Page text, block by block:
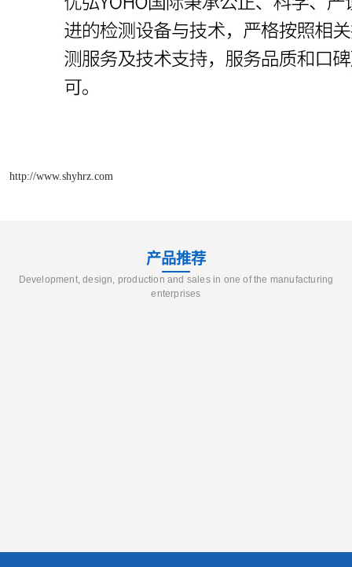
http://www.shyhrz.com
产品推荐
Development, design, production and sales in one of the manufacturing
enterprises